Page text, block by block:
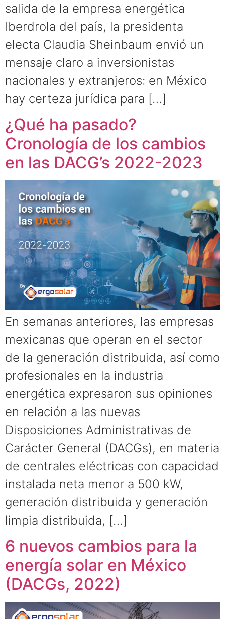
salida de la empresa energética
Iberdrola del país, la presidenta
electa Claudia Sheinbaum envió un
mensaje claro a inversionistas
nacionales y extranjeros: en México
hay certeza jurídica para […]
¿Qué ha pasado?
Cronología de los cambios
en las DACG’s 2022-2023
En semanas anteriores, las empresas
mexicanas que operan en el sector
de la generación distribuida, así como
profesionales en la industria
energética expresaron sus opiniones
en relación a las nuevas
Disposiciones Administrativas de
Carácter General (DACGs), en materia
de centrales eléctricas con capacidad
instalada neta menor a 500 kW,
generación distribuida y generación
limpia distribuida, […]
6 nuevos cambios para la
energía solar en México
(DACGs, 2022)